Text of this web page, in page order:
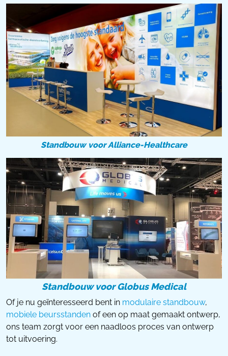
Standbouw voor Alliance-Healthcare
Standbouw voor Globus Medical
Of je nu geïnteresseerd bent in modulaire standbouw,
mobiele beursstanden of een op maat gemaakt ontwerp,
ons team zorgt voor een naadloos proces van ontwerp
tot uitvoering.